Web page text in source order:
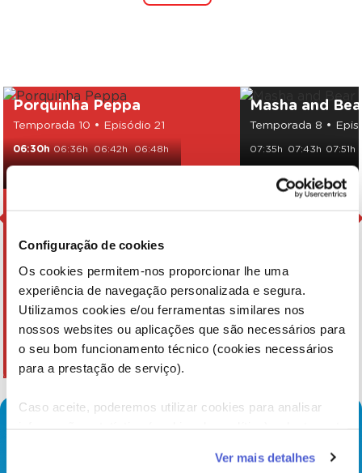
Configuração de cookies
Os cookies permitem-nos proporcionar lhe uma
experiência de navegação personalizada e segura.
Utilizamos cookies e/ou ferramentas similares nos
nossos websites ou aplicações que são necessários para
o seu bom funcionamento técnico (cookies necessários
para a prestação de serviço).
Caso aceite, poderemos utilizar cookies para analisar
funcionalidades (cookies de personalização e
Ver mais detalhes
Porquinha Peppa
Temporada 10 • Episódio 21
06:30h 06:36h 06:42h 06:48h
06:54h 07:00h 07:06h
Masha and
Temporada 8 •
07:35h 07:43h 07:51h
08:10h 08:18h 09:55h